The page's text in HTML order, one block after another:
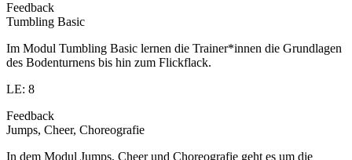
Feedback
Tumbling Basic
Im Modul Tumbling Basic lernen die Trainer*innen die Grundlagen
des Bodenturnens bis hin zum Flickflack.
LE: 8
Feedback
Jumps, Cheer, Choreografie
In dem Modul Jumps, Cheer und Choreografie geht es um die